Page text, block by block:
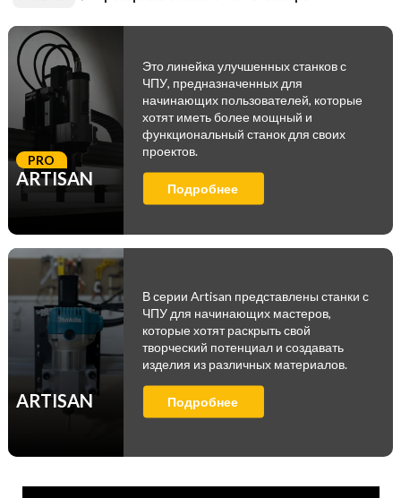
ARTISAN
PRO
Это линейка улучшенных станков с
ЧПУ, предназначенных для
начинающих пользователей, которые
хотят иметь более мощный и
функциональный станок для своих
проектов.
Подробнее
ARTISAN
В серии Artisan представлены станки с
ЧПУ для начинающих мастеров,
которые хотят раскрыть свой
творческий потенциал и создавать
изделия из различных материалов.
Подробнее